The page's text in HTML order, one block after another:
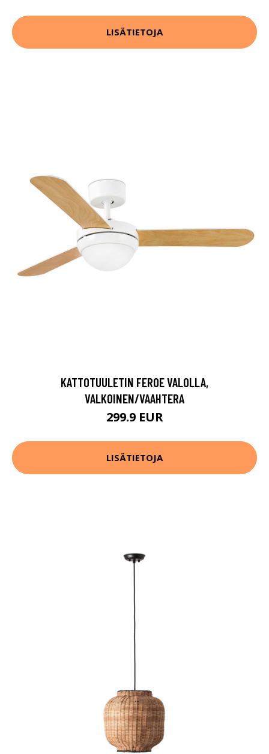
LISÄTIETOJA
KATTOTUULETIN FEROE VALOLLA,
VALKOINEN/VAAHTERA
299.9 EUR
LISÄTIETOJA